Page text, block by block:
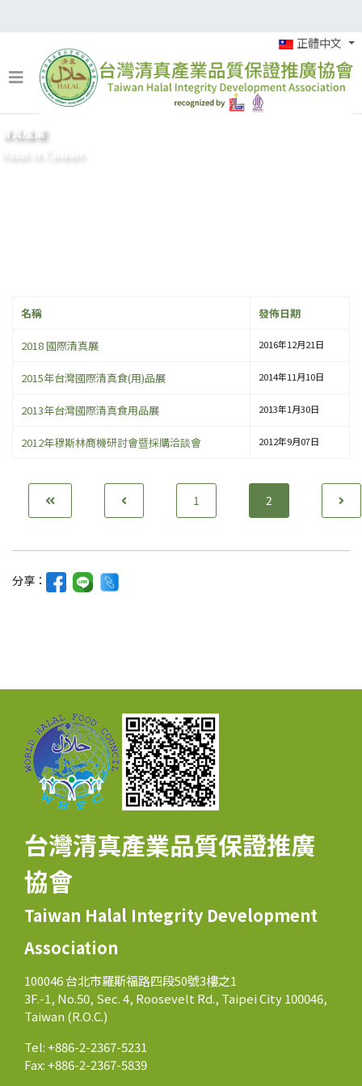
正體中文
清真產業
Halal in Taiwan
名稱 發佈日期
2018 國際清真展 2016年12月21日
2015年台灣國際清真食(用)品展 2014年11月10日
2013年台灣國際清真食用品展 2013年1月30日
2012年穆斯林商機研討會暨採購洽談會 2012年9月07日
1 2
分享：
台灣清真產業品質保證推廣
協會
Taiwan Halal Integrity Development
Association
100046 台北市羅斯福路四段50號3樓之1
3F.-1, No.50, Sec. 4, Roosevelt Rd., Taipei City 100046,
Taiwan (R.O.C.)
Tel: +886-2-2367-5231
Fax: +886-2-2367-5839